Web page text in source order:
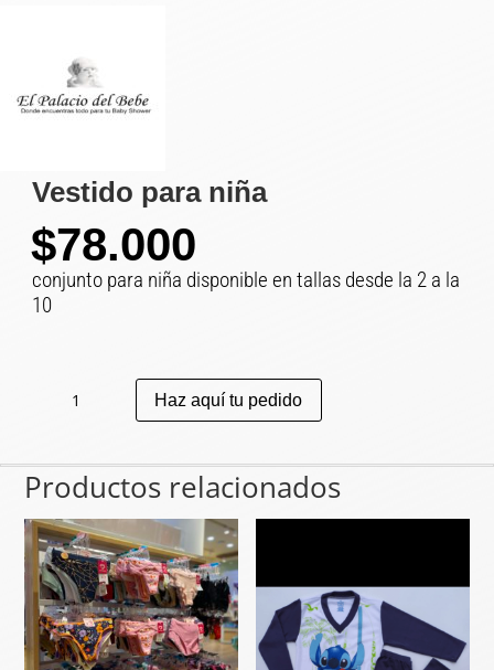
Vestido para niña
$78.000
conjunto para niña disponible en tallas desde la 2 a la
10
para
cantidad
Haz aquí tu pedido
Productos relacionados